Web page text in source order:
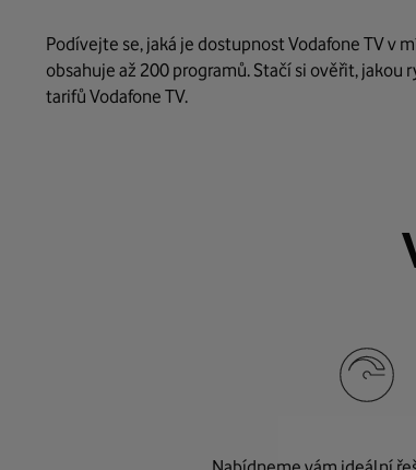
Podívejte se, jaká je dostupnost Vodafone TV v
obsahuje až 200 programů. Stačí si ověřit,
tarifů Vodafone TV.